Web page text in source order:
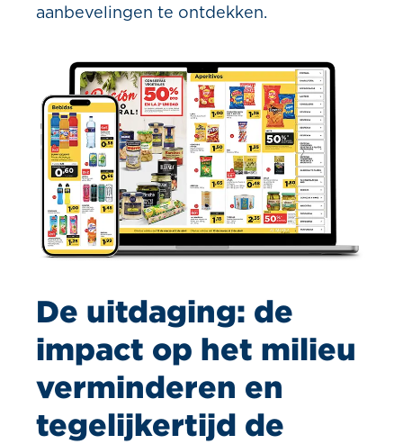
aanbevelingen te ontdekken.
De uitdaging: de
impact op het milieu
verminderen en
tegelijkertijd de